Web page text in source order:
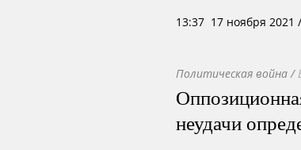
13:37 17 ноября 2021
Политическая война /
неудачи